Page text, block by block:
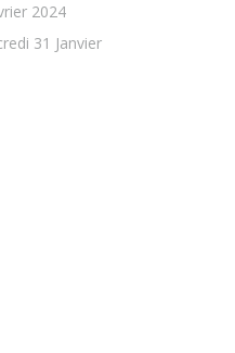
2024
31 Janvier